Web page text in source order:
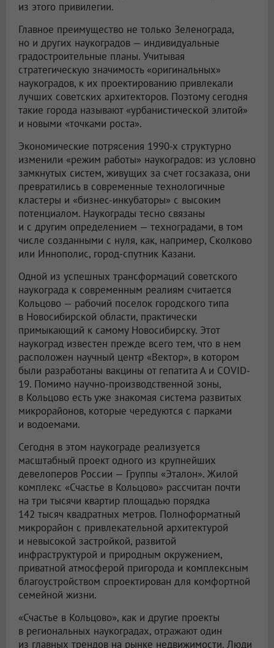
из этого привилегии.
Главное преимущество не только Зеленограда,
но и других наукоградов — индивидуальные
градостроительные планы. Учитывая
стратегическую значимость «оригинальных»
наукоградов, к их проектированию привлекали
лучших советских архитекторов. Поэтому сегодня
такие города называют «урбанистической элитой»
и новыми «точками роста».
Экономические потрясения 1990-х структурно
изменили «режим работы» наукоградов: из условно
замкнутых систем, живущих за счет госзаказа, они
превратились в современные технологичные
кластеры и «бизнес-инкубаторы» с высоким
потенциалом. Наукограды тесно связаны
и с другим определением — техноградами, в том
числе созданными с нуля, как, например, Сколково
или Иннополис, город-спутник Казани.
Одной из успешных трансформаций советского
наукограда к современным реалиям считается
Кольцово — рабочий поселок городского типа
в Новосибирской области, практически
примыкающий к самому Новосибирску. Этот
наукоград известен прежде всего тем, что в нем
расположен научный центр «Вектор», в котором
были разработаны вакцины от гепатита А и COVID-
19. Помимо научно-производственной зоны,
в Кольцово есть уже знакомая система развитых
микрорайонов, которые чередуются с парками
и водоемами.
Сегодня в этом наукограде реализуется
масштабный проект одного из крупнейших
девелоперов России — Группы «Эталон». Жилой
комплекс «Счастье в Кольцово» рассчитан почти
на три тысячи квартир площадью порядка
142 тысяч квадратных метров. Полноформатный
микрорайон с привлекательной архитектурой
и невысокой застройкой, развитой
инфраструктурой и природным окружением,
приватной атмосферой пригорода и комплексным
благоустройством спроектирован для комфортной
семейной жизни.
«Счастье в Кольцово», как и другие проекты
в региональных наукоградах, отражают один
из главных трендов на рынке недвижимости. Люди